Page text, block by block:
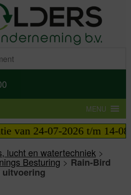
MENU
24-07-2026 t/m 14-08-
lucht en watertechniek >
Besturing>Rain-Bird
uitvoering